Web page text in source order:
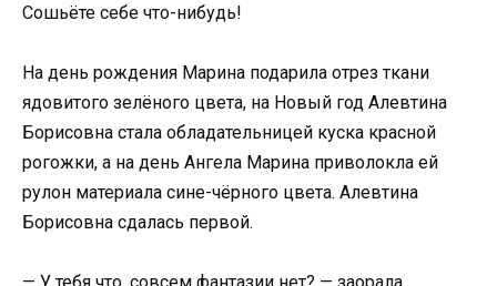
Сошьёте себе что-нибудь!
На день рождения Марина подарила отрез ткани
ядовитого зелёного цвета, на Новый год Алевтина
Борисовна стала обладательницей куска красной
рогожки, а на день Ангела Марина приволокла ей
рулон материала сине-чёрного цвета. Алевтина
Борисовна сдалась первой.